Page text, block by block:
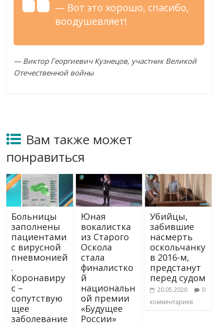
— Вот это хорошо, спасибо,
воодушевляет!
— Виктор Георгиевич Кузнецов, участник Великой
Отечественной войны
Вам также может
понравиться
Больницы
заполнены
пациентами
с вирусной
пневмонией
.
Коронавиру
с –
сопутствую
щее
заболевание
Юная
вокалистка
из Старого
Оскола
стала
финалистко
й
национальн
ой премии
«Будущее
России»
Убийцы,
забившие
насмерть
оскольчанку
в 2016-м,
предстанут
перед судом
20.05.2020
0
комментариев